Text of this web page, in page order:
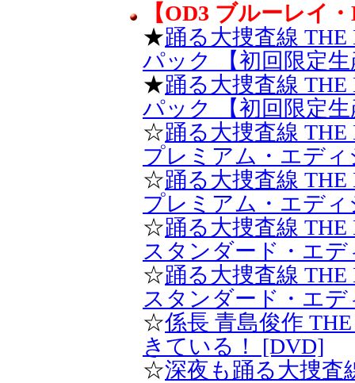
【OD3 ブルーレイ
★踊る大捜査線
パック 【初回限定
★踊る大捜査線
パック 【初回限定
☆踊る大捜査線
プレミアム・エデ
☆踊る大捜査線
プレミアム・エデ
☆踊る大捜査線
スタンダード・エ
☆踊る大捜査線
スタンダード・エ
☆係長 青島俊作
きている！ [DVD]
☆深夜も踊る大捜査